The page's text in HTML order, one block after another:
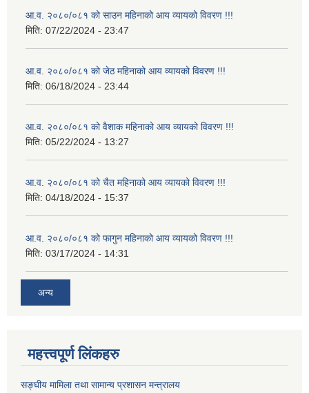
आ.व. २०८०/०८१ को साउन महिनाको आय व्यायको विवरण !!!
मिति: 07/22/2024 - 23:47
आ.व. २०८०/०८१ को जेठ महिनाको आय व्यायको विवरण !!!
मिति: 06/18/2024 - 23:44
आ.व. २०८०/०८१ को वैशाक महिनाको आय व्यायको विवरण !!!
मिति: 05/22/2024 - 13:27
आ.व. २०८०/०८१ को चैत महिनाको आय व्यायको विवरण !!!
मिति: 04/18/2024 - 15:37
आ.व. २०८०/०८१ को फागुन महिनाको आय व्यायको विवरण !!!
मिति: 03/17/2024 - 14:31
अन्य
महत्त्वपूर्ण लिंकहरु
सङ्घीय मामिला तथा सामान्य प्रशासन मन्त्रालय